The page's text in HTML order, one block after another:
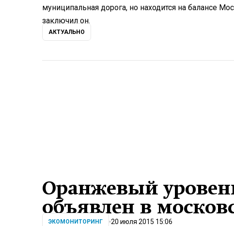
муниципальная дорога, но находится на балансе
заключил он.
АКТУАЛЬНО
Оранжевый
объявлен в
ЭКОМОНИТОРИНГ 20 июля 2015 15:06